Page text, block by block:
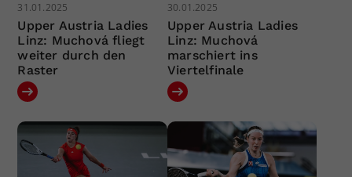
31.01.2025
Upper Austria Ladies
Linz: Muchová fliegt
weiter durch den
Raster
30.01.2025
Upper Austria Ladies
Linz: Muchová
marschiert ins
Viertelfinale